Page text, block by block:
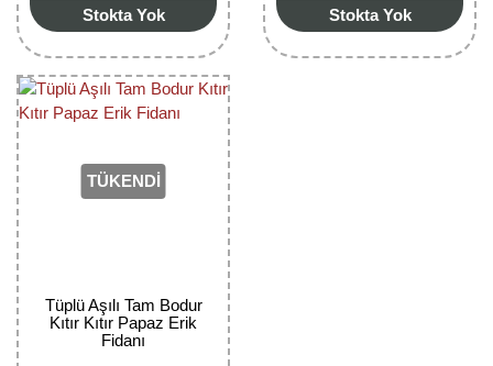
Stokta Yok
Stokta Yok
TÜKENDİ
Tüplü Aşılı Tam Bodur
Kıtır Kıtır Papaz Erik
Fidanı
Fındık Fidanı
Frenk Üzümü Fidanı
Girebolu Fidanı
Hünnap Fidanı
Kayısı Fidanı